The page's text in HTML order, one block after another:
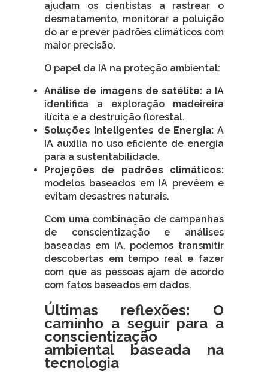
ajudam os cientistas a rastrear o
desmatamento, monitorar a poluição
do ar e prever padrões climáticos com
maior precisão.
O papel da IA na proteção ambiental:
Análise de imagens de satélite: a IA
identifica a exploração madeireira
ilícita e a destruição florestal.
Soluções Inteligentes de Energia: A
IA auxilia no uso eficiente de energia
para a sustentabilidade.
Projeções de padrões climáticos:
modelos baseados em IA prevêem e
evitam desastres naturais.
Com uma combinação de campanhas
de conscientização e análises
baseadas em IA, podemos transmitir
descobertas em tempo real e fazer
com que as pessoas ajam de acordo
com fatos baseados em dados.
Últimas reflexões: O
caminho a seguir para a
conscientização
ambiental baseada na
tecnologia